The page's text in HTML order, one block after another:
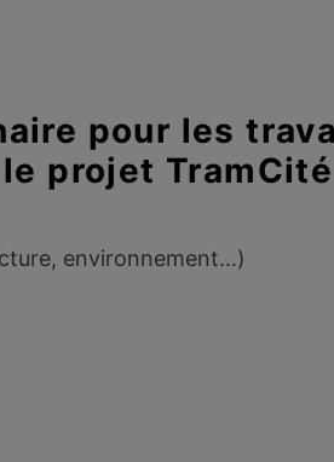
pour les
projet TramCité
environnement…)